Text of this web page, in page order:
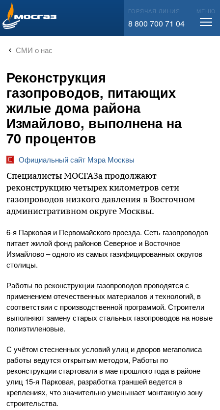
info@mos-gaz.ru ГОРЯЧАЯ ЛИНИЯ
8 800 700 71 04
МЕНЮ
СМИ о нас
Реконструкция
газопроводов, питающих
жилые дома района
Измайлово, выполнена на
70 процентов
Официальный сайт Мэра Москвы
Специалисты МОСГАЗа продолжают
реконструкцию четырех километров сети
газопроводов низкого давления в Восточном
административном округе Москвы.
6-я Парковая и Первомайского проезда. Сеть газопроводов
питает жилой фонд районов Северное и Восточное
Измайлово – одного из самых газифицированных округов
столицы.
Работы по реконструкции газопроводов проводятся с
применением отечественных материалов и технологий, в
соответствии с производственной программой. Строители
выполняют замену старых стальных газопроводов на новые
полиэтиленовые.
С учётом стесненных условий улиц и дворов мегаполиса
работы ведутся открытым методом, Работы по
реконструкции стартовали в мае прошлого года в районе
улиц 15-я Парковая, разработка траншей ведется в
креплениях, что значительно уменьшает монтажную зону
строительства.